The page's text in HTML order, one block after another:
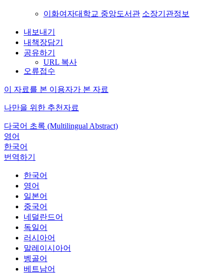
이화여자대학교 중앙도서관 소장기관정보
내보내기
내책장담기
공유하기
URL 복사
오류접수
이 자료를 본 이용자가 본 자료
나만을 위한 추천자료
다국어 초록 (Multilingual Abstract)
영어
한국어
번역하기
한국어
영어
일본어
중국어
네덜란드어
독일어
러시아어
말레이시아어
벵골어
베트남어